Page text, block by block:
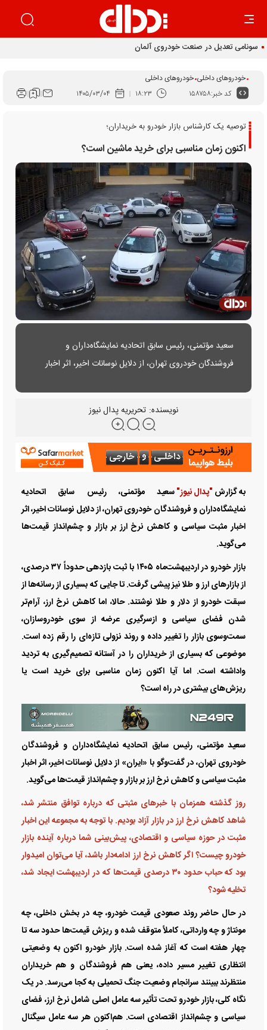
خودروهای داخلی خودروهای داخلی
کد خبر:۱۵۸۷۵۸ ۱۸:۲۳ ۱۴۰۵/۰۳/۰۴
توصیه یک کارشناس بازار خودرو به خریداران؛
اکنون زمان مناسبی برای خرید ماشین است؟
سعید مؤتمنی، رئیس سابق اتحادیه نمایشگاه‌داران و
فروشندگان خودروی تهران، از دلایل نوسانات اخیر، اثر اخبار
نویسنده: تحریریه پدال نیوز
به گزارش"پدال نیوز"سعید مؤتمنی، رئیس سابق اتحادیه
نمایشگاه‌داران و فروشندگان خودروی تهران، از دلایل نوسانات اخیر، اثر
اخبار مثبت سیاسی و کاهش نرخ ارز بر بازار و چشم‌انداز قیمت‌ها
می‌گوید.
بازار خودرو در اردیبهشت‌ماه ۱۴۰۵ با ثبت بازدهی حدوداً ۳۷ درصدی،
از بازار‌های ارز و طلا نیز پیشی گرفت. تا جایی که بسیاری از رسانه‌ها از
سبقت خودرو از دلار و طلا نوشتند. حالا، اما کاهش نرخ ارز، آرام‌تر
شدن فضای سیاسی و ازسرگیری عرضه از سوی خودروسازان،
سمت‌وسوی بازار را تغییر داده و روند نزولی تازه‌ای را رقم زده است.
موضوعی که بسیاری از خریداران را در آستانه تصمیم‌گیری به تردید
واداشته است. اما آیا اکنون زمان مناسبی برای خرید است یا
ریزش‌های بیشتری در راه است؟
سعید مؤتمنی، رئیس سابق اتحادیه نمایشگاه‌داران و فروشندگان
خودروی تهران، در گفت‌و‌گو با «ایران» از دلایل نوسانات اخیر، اثر اخبار
مثبت سیاسی و کاهش نرخ ارز بر بازار و چشم‌انداز قیمت‌ها می‌گوید.
روز گذشته همزمان با خبر‌های مثبتی که درباره توافق منتشر شد،
شاهد کاهش نرخ ارز در بازار آزاد بودیم. با توجه به مجموعه این اخبار
مثبت در حوزه سیاسی و اقتصادی، پیش‌بینی شما درباره آینده بازار
خودرو چیست؟ اگر کاهش نرخ ارز ادامه‌دار باشد، آیا می‌توان امیدوار
بود که حباب حدود ۳۰ درصدی قیمت‌ها که در اردیبهشت ایجاد شد،
تخلیه شود؟
در حال حاضر روند صعودی قیمت خودرو، چه در بخش داخلی، چه
مونتاژ و چه وارداتی، کاملاً متوقف شده و ریزش قیمت‌ها حدود سه تا
چهار هفته است که آغاز شده است. بازار خودرو اکنون به وضعیتی
انتظاری تغییر مسیر داده، یعنی هم فروشندگان و هم خریداران
منتظرند ببینند سرانجام وضعیت جنگ تحمیلی به کجا می‌رسد. در یک
نگاه کلی، بازار خودرو تحت تأثیر سه عامل اصلی شامل نرخ ارز، فضای
سیاسی و چشم‌انداز اقتصادی است. هم‌اکنون هر سه عامل سیگنال